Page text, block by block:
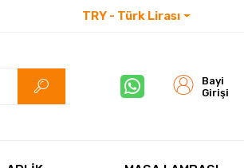
TRY - Türk Lirası
Bayi
Girişi